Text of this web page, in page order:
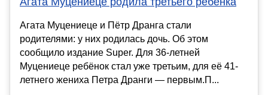
Агата Муцениеце и Пётр Дранга стали
родителями: у них родилась дочь. Об этом
сообщило издание Super. Для 36-летней
Муцениеце ребёнок стал уже третьим, для её 41-
летнего жениха Петра Дранги — первым.П...